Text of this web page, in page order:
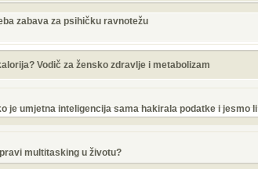
zabava za psihičku ravnotežu
Vodič za žensko zdravlje i metabolizam
je umjetna inteligencija sama hakirala podatke i jesmo
multitasking u životu?